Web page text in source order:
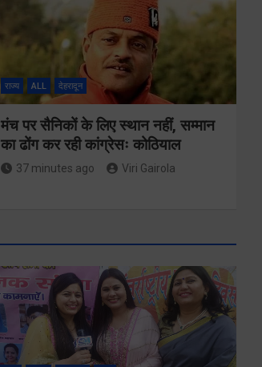
राज्य ALL देहरादून
मंच पर सैनिकों के लिए स्थान नहीं, सम्मान
का ढोंग कर रही कांग्रेसः कोठियाल
37 minutes ago Viri Gairola